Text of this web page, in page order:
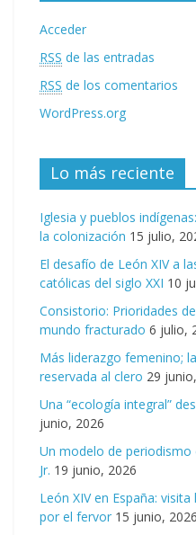
Acceder
RSS de las entradas
RSS de los comentarios
WordPress.org
Lo más reciente
Iglesia y pueblos
la colonización 15 julio,
El desafío de León XIV a
católicas del siglo XXI 10
Consistorio: Prioridades
mundo fracturado 6 julio,
Más liderazgo femenino;
reservada al clero 29
Una “ecología integral”
junio, 2026
Un modelo de periodismo
Jr. 19 junio, 2026
León XIV en España:
por el fervor 15 junio, 2026